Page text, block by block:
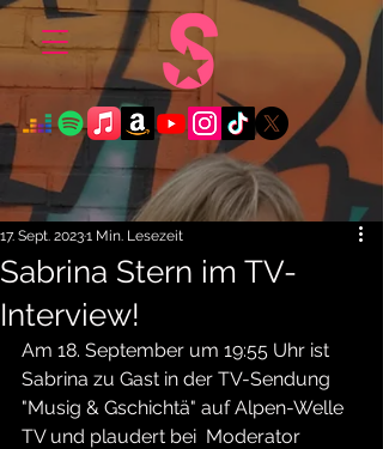
Sabrina Stern im TV-
Interview!
17. Sept. 20231 Min. Lesezeit
Am 18. September um 19:55 Uhr ist
Sabrina zu Gast in der TV-Sendung
"Musig & Gschichtä" auf Alpen-Welle
TV und plaudert bei  Moderator